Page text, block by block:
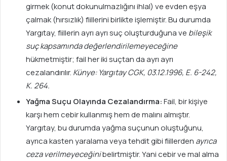
girmek (konut dokunulmazlığını ihlal) ve evden eşya
çalmak (hırsızlık) fiillerini birlikte işlemiştir. Bu durumda
Yargıtay, fiillerin ayrı ayrı suç oluşturduğuna ve bileşik
suç kapsamında değerlendirilemeyeceğine
hükmetmiştir; fail her iki suçtan da ayrı ayrı
cezalandırılır. Künye: Yargıtay CGK, 03.12.1996, E. 6-242,
K. 264.
Yağma Suçu Olayında Cezalandırma:Fail, bir kişiye
karşı hem cebir kullanmış hem de malını almıştır.
Yargıtay, bu durumda yağma suçunun oluştuğunu,
ayrıca kasten yaralama veya tehdit gibi fiillerden ayrıca
ceza verilmeyeceğinibelirtmiştir. Yani cebir ve mal alma